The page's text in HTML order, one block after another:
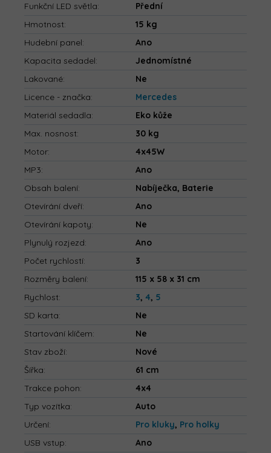
Funkční LED světla:
Přední
Hmotnost:
15 kg
Hudební panel:
Ano
Kapacita sedadel:
Jednomístné
Lakované:
Ne
Licence - značka:
Mercedes
Materiál sedadla:
Eko kůže
Max. nosnost:
30 kg
Motor:
4x45W
MP3:
Ano
Obsah balení:
Nabíječka, Baterie
Otevírání dveří:
Ano
Otevírání kapoty:
Ne
Plynulý rozjezd:
Ano
Počet rychlostí:
3
Rozměry balení:
115 x 58 x 31 cm
Rychlost: 3, 4, 5
SD karta:
Ne
Startování klíčem:
Ne
Stav zboží:
Nové
Šířka:
61 cm
Trakce pohon:
4x4
Typ vozítka:
Auto
Určení: Pro kluky, Pro holky
USB vstup:
Ano